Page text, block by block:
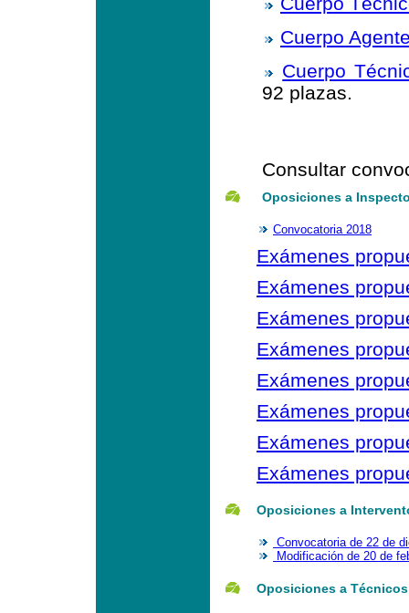
Cuerpo
Cuerpo
92 plazas.
Consultar
Oposiciones a
Convocatoria 2018
Exámenes
Exámenes
Exámenes
Exámenes
Exámenes
Exámenes
Exámenes
Exámenes
Oposiciones a
Convocatoria de 22 de
Modificación de 20 de
Oposiciones a